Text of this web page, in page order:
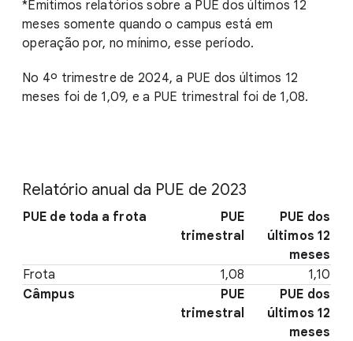
*Emitimos relatórios sobre a PUE dos últimos 12
meses somente quando o campus está em
operação por, no mínimo, esse período.
No 4º trimestre de 2024, a PUE dos últimos 12
meses foi de 1,09, e a PUE trimestral foi de 1,08.
Relatório anual da PUE de 2023
PUE de toda a frota
PUE
trimestral
PUE dos
últimos 12
meses
Frota
1,08
1,10
Câmpus
PUE
trimestral
PUE dos
últimos 12
meses